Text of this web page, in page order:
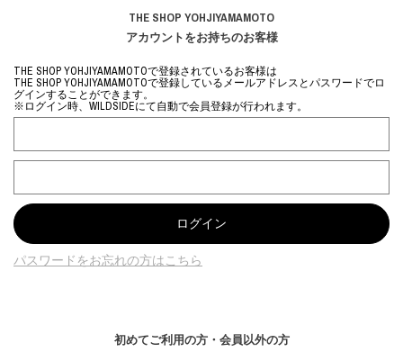
THE SHOP YOHJIYAMAMOTO
アカウントをお持ちのお客様
THE SHOP YOHJIYAMAMOTOで登録されているお客様は
THE SHOP YOHJIYAMAMOTOで登録しているメールアドレスとパスワードでロ
グインすることができます。
※ログイン時、WILDSIDEにて自動で会員登録が行われます。
パスワードをお忘れの方はこちら
初めてご利用の方・会員以外の方